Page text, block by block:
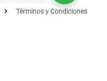
Términos y Condiciones